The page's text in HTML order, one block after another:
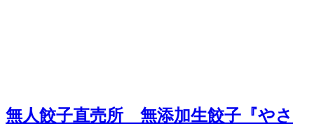
無人餃子直売所 無添加生餃子『やさ